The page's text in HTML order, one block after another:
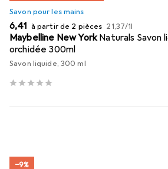
Savon pour les mains
EUR
6,41 à partir de 2 pièces EUR
21,37/1l
Maybelline New YorkNaturals Savon
orchidée 300ml
Savon liquide, 300 ml
−9%